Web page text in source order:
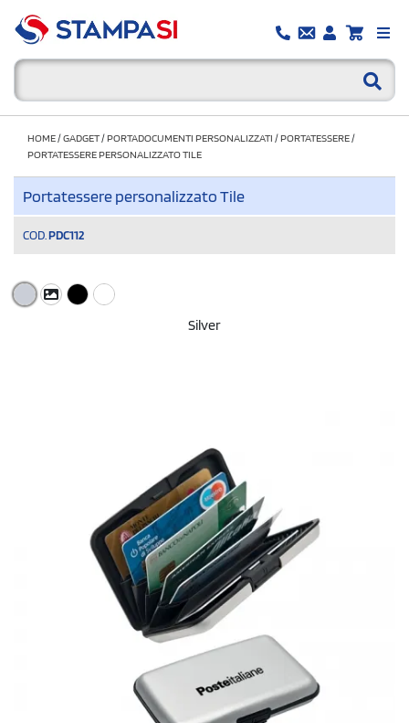
HOME/GADGET/PORTADOCUMENTI PERSONALIZZATI /PORTATESSERE/
PORTATESSERE PERSONALIZZATO TILE
Portatessere personalizzato Tile
COD. PDC112
Silver